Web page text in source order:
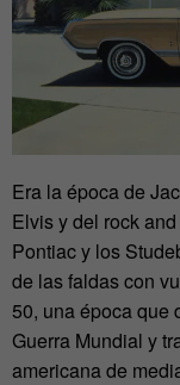
Era la época de
Elvis y del rock
Pontiac y los
de las faldas con
50, una época que
Guerra Mundial y
americana de